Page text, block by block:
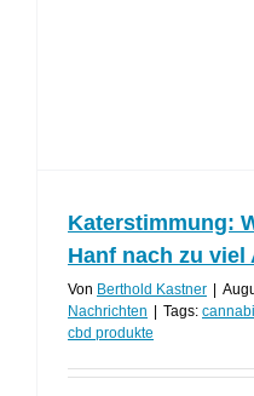
Katerstimmung:
Hanf nach zu viel
Von Berthold Kastner |
Nachrichten | Tags:
cbd produkte